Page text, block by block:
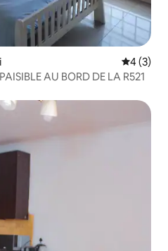
4 (3)
AU BORD DE LA R521